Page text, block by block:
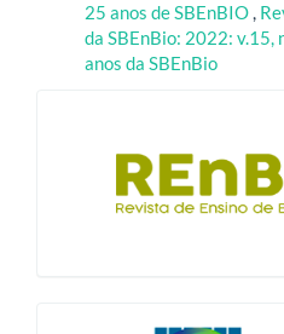
25 anos de SBEnBIO,
da SBEnBio: 2022: v.15,
anos da SBEnBio